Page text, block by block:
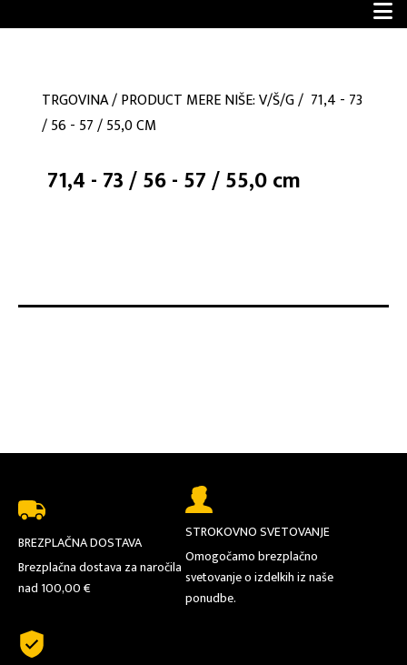
TRGOVINA/PRODUCT MERE NIŠE: V/Š/G/ 71,4 - 73
/ 56 - 57 / 55,0 CM
71,4 - 73 / 56 - 57 / 55,0 cm
BREZPLAČNA DOSTAVA
Brezplačna dostava za naročila
nad 100,00 €
STROKOVNO SVETOVANJE
Omogočamo brezplačno
svetovanje o izdelkih iz naše
ponudbe.